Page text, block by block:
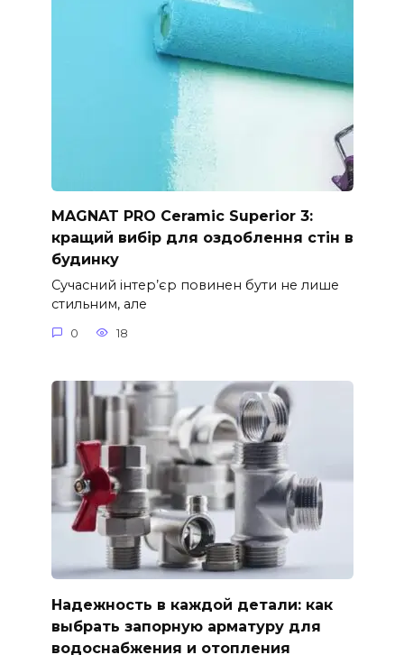
MAGNAT PRO Ceramic Superior 3:
кращий вибір для оздоблення стін в
будинку
Сучасний інтер’єр повинен бути не лише
стильним, але
0 18
Надежность в каждой детали: как
выбрать запорную арматуру для
водоснабжения и отопления